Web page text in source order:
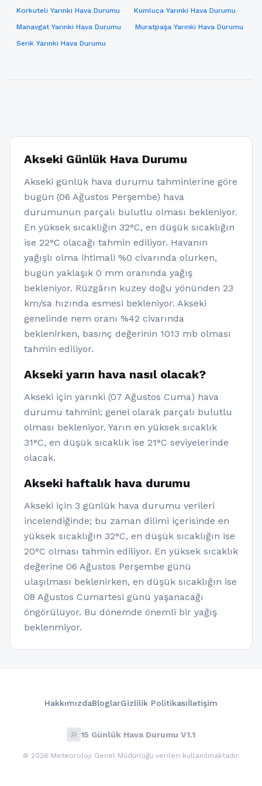
Korkuteli Yarınki Hava Durumu
Kumluca Yarınki Hava Durumu
Manavgat Yarınki Hava Durumu
Muratpaşa Yarınki Hava Durumu
Serik Yarınki Hava Durumu
Akseki Günlük Hava Durumu
Akseki günlük hava durumu tahminlerine göre
bugün (06 Ağustos Perşembe) hava
durumunun parçalı bulutlu olması bekleniyor.
En yüksek sıcaklığın 32°C, en düşük sıcaklığın
ise 22°C olacağı tahmin ediliyor. Havanın
yağışlı olma ihtimali %0 civarında olurken,
bugün yaklaşık 0 mm oranında yağış
bekleniyor. Rüzgârın kuzey doğu yönünden 23
km/sa hızında esmesi bekleniyor. Akseki
genelinde nem oranı %42 civarında
beklenirken, basınç değerinin 1013 mb olması
tahmin ediliyor.
Akseki yarın hava nasıl olacak?
Akseki için yarınki (07 Ağustos Cuma) hava
durumu tahmini; genel olarak parçalı bulutlu
olması bekleniyor. Yarın en yüksek sıcaklık
31°C, en düşük sıcaklık ise 21°C seviyelerinde
olacak.
Akseki haftalık hava durumu
Akseki için 3 günlük hava durumu verileri
incelendiğinde; bu zaman dilimi içerisinde en
yüksek sıcaklığın 32°C, en düşük sıcaklığın ise
20°C olması tahmin ediliyor. En yüksek sıcaklık
değerine 06 Ağustos Perşembe günü
ulaşılması beklenirken, en düşük sıcaklığın ise
08 Ağustos Cumartesi günü yaşanacağı
öngörülüyor. Bu dönemde önemli bir yağış
beklenmiyor.
HakkımızdaBloglarGizlilik Politikasıİletişim
wb_sunny 15 Günlük Hava Durumu V1.1
© 2026 Meteoroloji Genel Müdürlüğü verileri kullanılmaktadır.